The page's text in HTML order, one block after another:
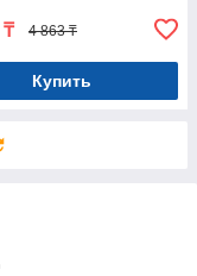
₸ 4 863 ₸
Купить